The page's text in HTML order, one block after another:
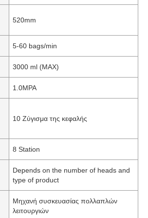
520mm
5-60 bags/min
3000 ml (MAX)
1.0MPA
10 Ζύγισμα της κεφαλής
8 Station
Depends on the number of heads and
type of product
Μηχανή συσκευασίας πολλαπλών
λειτουργιών